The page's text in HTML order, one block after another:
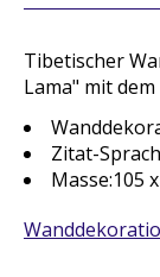
Tibetischer
Lama" mit
Zitat-
Masse:105